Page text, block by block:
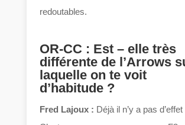
redoutables.
OR-CC : Est – elle très
différente de l’Arrows
laquelle on te voit
d’habitude ?
Fred Lajoux : Déjà il n’y a pas